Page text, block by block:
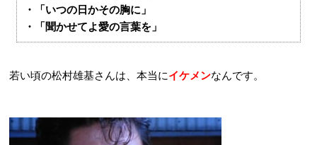
・「いつの日かその胸に」
・「聞かせてよ愛の言葉を」
若い頃の松村雄基さんは、本当にイケメンなんです。